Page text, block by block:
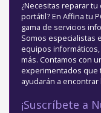
¿Necesitas reparar
portátil? En Affina tu
gama de servicios
Somos especialistas
equipos
más. Contamos con
experimentados que
ayudarán a
¡Suscríbete a